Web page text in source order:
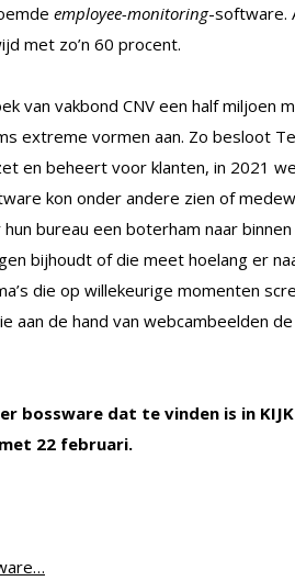
employee-monitoring-software.
met zo’n 60 procent.
van vakbond CNV een half miljoen
extreme vormen aan. Zo besloot
en beheert voor klanten, in 2021
kon onder andere zien of
bureau een boterham naar
bijhoudt of die meet hoelang er
die op willekeurige momenten
aan de hand van webcambeelden
bossware dat te vinden is in
22 februari.